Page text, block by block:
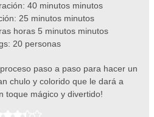
40minutos minutos
25 minutos minutos
horas 5 minutos minutos
20 personas
paso a paso para hacer un
chulo y colorido que le dará a
toque mágico y divertido!